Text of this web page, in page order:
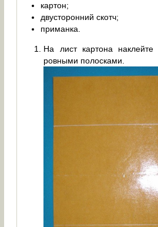
картон;
двусторонний скотч;
приманка.
На лист картона наклейте
ровными полосками.